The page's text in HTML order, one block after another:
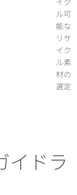
ル可
能な
リサ
イク
ル素
材の
選定
イドラ